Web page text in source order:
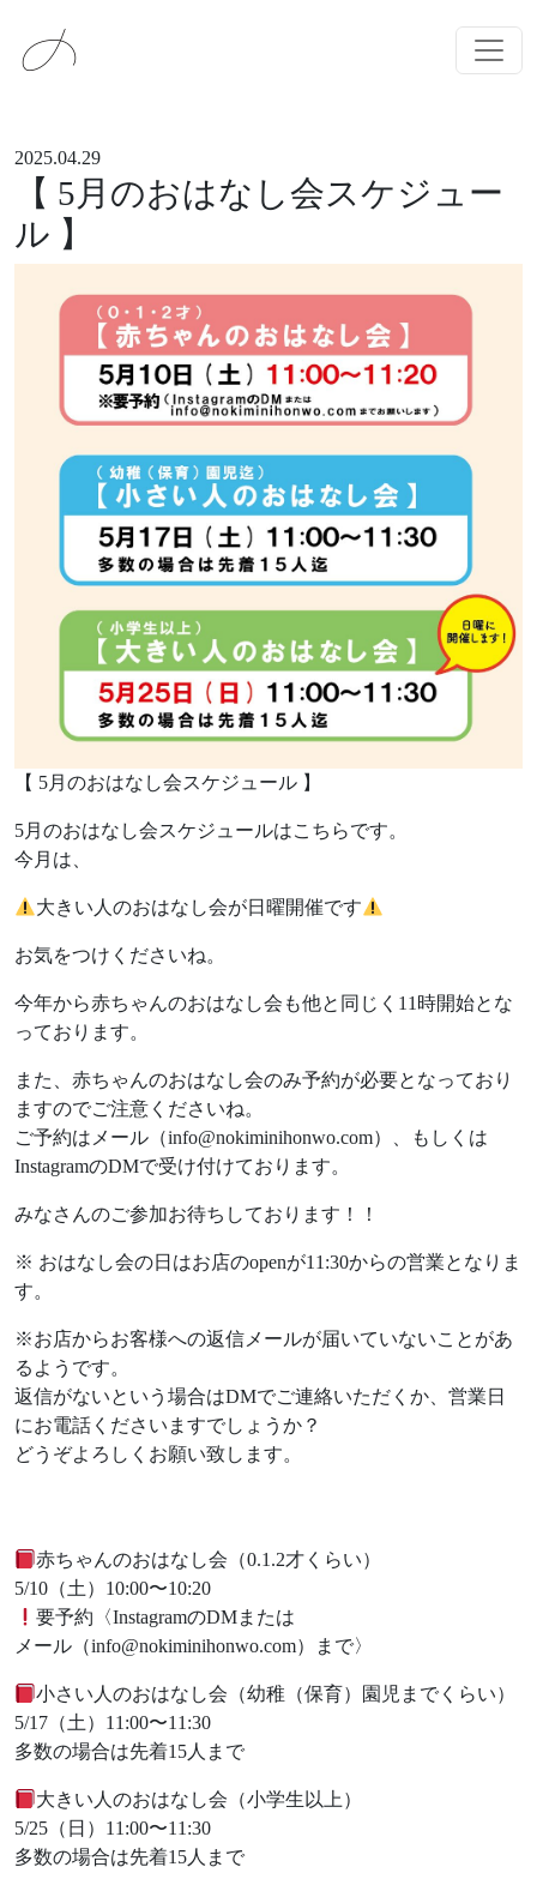
メインナビゲーション
2025.04.29
【 5月のおはなし会スケジュー
ル 】
【 5月のおはなし会スケジュール 】
5月のおはなし会スケジュールはこちらです。
今月は、
大きい人のおはなし会が日曜開催です
お気をつけくださいね。
今年から赤ちゃんのおはなし会も他と同じく11時開始とな
っております。
また、赤ちゃんのおはなし会のみ予約が必要となっており
ますのでご注意くださいね。
ご予約はメール（info@nokiminihonwo.com）、もしくは
InstagramのDMで受け付けております。
みなさんのご参加お待ちしております！！
※ おはなし会の日はお店のopenが11:30からの営業となりま
す。
※お店からお客様への返信メールが届いていないことがあ
るようです。
返信がないという場合はDMでご連絡いただくか、営業日
にお電話くださいますでしょうか？
どうぞよろしくお願い致します。
赤ちゃんのおはなし会（0.1.2才くらい）
5/10（土）10:00〜10:20
要予約〈InstagramのDMまたは
メール（info@nokiminihonwo.com）まで〉
小さい人のおはなし会（幼稚（保育）園児までくらい）
5/17（土）11:00〜11:30
多数の場合は先着15人まで
大きい人のおはなし会（小学生以上）
5/25（日）11:00〜11:30
多数の場合は先着15人まで